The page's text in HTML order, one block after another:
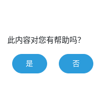
此内容对您有帮助吗？
是 否